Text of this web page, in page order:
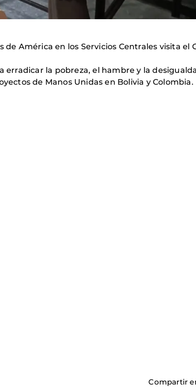
América en los Servicios Centrales visita el
la pobreza, el hambre y la
de Manos Unidas en Bolivia y Colombia.
Compartir